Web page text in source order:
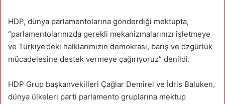
HDP, dünya parlamentolarına gönderdiği mektupta,
“parlamentolarınızda gerekli mekanizmalarınızı işletmeye
ve Türkiye’deki halklarımızın demokrasi, barış ve özgürlük
mücadelesine destek vermeye çağırıyoruz” denildi.
HDP Grup başkanvekilleri Çağlar Demirel ve İdris Baluken,
dünya ülkeleri parti parlamento gruplarına mektup